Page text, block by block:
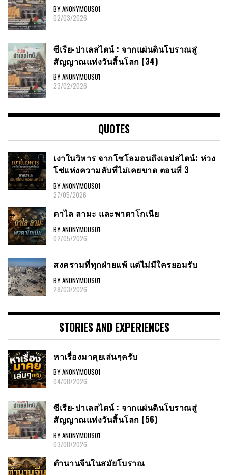
BY ANONYMOUS01
02/03/2026
ซีเรีย​-ปาเลสไตน์​ : จากแผ่นดินโบราณสู่
สัญญาณ​แห่งวันสิ้นโลก​ (34)
BY ANONYMOUS01
23/02/2026
QUOTES
เงาในวิหาร จากโซโลมอนถึงเอปสไตน์: ห่วง
โซ่แห่งความลับที่ไม่เคยขาด ตอนที่ 3
BY ANONYMOUS01
27/05/2026
ดาไล ลามะ และพาตาโกเนีย
BY ANONYMOUS01
02/05/2026
สงครามที่ทุกฝ่ายแพ้ แต่ไม่มีใครยอมรับ
BY ANONYMOUS01
28/03/2026
STORIES AND EXPERIENCES
หาเรื่องมาคุยเล่นๆครับ
BY ANONYMOUS01
04/08/2026
ซีเรีย-ปาเลสไตน์ : จากแผ่นดินโบราณสู่
สัญญาณแห่งวันสิ้นโลก (56)
BY ANONYMOUS01
03/08/2026
ตำนานจีนในสมัยโบราณ